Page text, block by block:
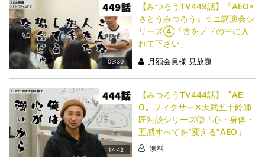
09:30
【みつろうTV449話】『AEO×
さとうみつろう』ミニ講演会シ
リーズ④「舌をノドの中に入
れて下さい」
月額会員様 見放題
14:42
【みつろうTV444話】〝AE
O〟フィクサー✕天武五十鈴師
匠対談シリーズ⑫「心・身体・
五感すべてを“変える”AEO」
無料